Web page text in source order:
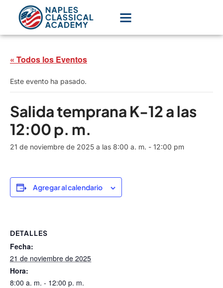
« Todos los Eventos
Este evento ha pasado.
Salida temprana K-12 a las
12:00 p. m.
21 de noviembre de 2025 a las 8:00 a. m. - 12:00 pm
Agregar al calendario
DETALLES
Fecha:
21 de noviembre de 2025
Hora:
8:00 a. m. - 12:00 p. m.